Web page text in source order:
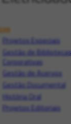
Projetos Especiais
Gestão de Bibliotecas
Corporativas
Gestão de Acervos
Gestão Documental
História Oral
Projetos Editoriais